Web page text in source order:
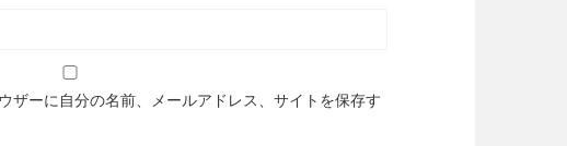
ザーに自分の名前、メールアドレス、サイトを保存す